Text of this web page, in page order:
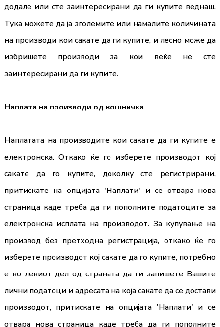
додале или сте заинтересирани да ги купите веднаш.
Тука можете да ја зголeмите или намалите количината
на производи кои сакате да ги купите, и лесно може да
избришете производи за кои веќе не сте
заинтересирани да ги купите.
Наплата на производи од кошничка
Наплатата на производите кои сакате да ги купите е
електронска. Откако ќе го изберете производот кој
сакате да го купите, доколку сте регистрирани,
притискате на опцијата 'Наплати' и се отвара нова
страница каде треба да ги пополните податоците за
електронска исплата на производот. За купување на
производ без претходна регистрација, откако ќе го
изберете производот кој сакате да го купите, потребно
е во левиот дел од страната да ги запишете Вашите
лични податоци и адресата на која сакате да се достави
производот, притискате на опцијата 'Наплати' и се
отвара нова страница каде треба да ги пополните